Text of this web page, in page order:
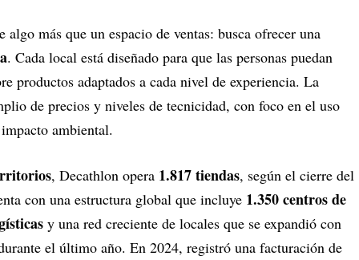
más que un espacio de ventas: busca ofrecer una
. Cada local está diseñado para que las personas puedan
productos adaptados a cada nivel de experiencia. La
de precios y niveles de tecnicidad, con foco en el uso
ambiental.
, Decathlon opera 1.817 tiendas, según el cierre del
con una estructura global que incluye 1.350 centros de
y una red creciente de locales que se expandió con
el último año. En 2024, registró una facturación de